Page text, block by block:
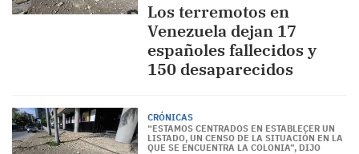
Los terremotos en
Venezuela dejan 17
españoles fallecidos y
150 desaparecidos
CRÓNICAS
“ESTAMOS CENTRADOS EN ESTABLECER UN
LISTADO, UN CENSO DE LA SITUACIÓN EN LA
QUE SE ENCUENTRA LA COLONIA”, DIJO